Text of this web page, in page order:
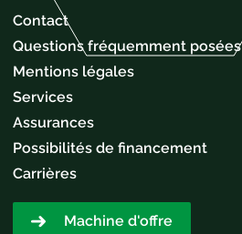
Contact
Questions fréquemment posées
Mentions légales
Services
Assurances
Possibilités de financement
Carrières
Machine d'offre